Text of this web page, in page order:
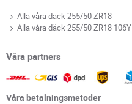
Alla våra däck 255/50 ZR18
Alla våra däck 255/50 ZR18 106Y
Våra partners
Våra betalningsmetoder